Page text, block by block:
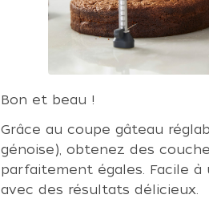
Bon et beau !
Grâce au coupe gâteau
génoise), obtenez des
parfaitement égales. Facile à
avec des résultats délicieux.